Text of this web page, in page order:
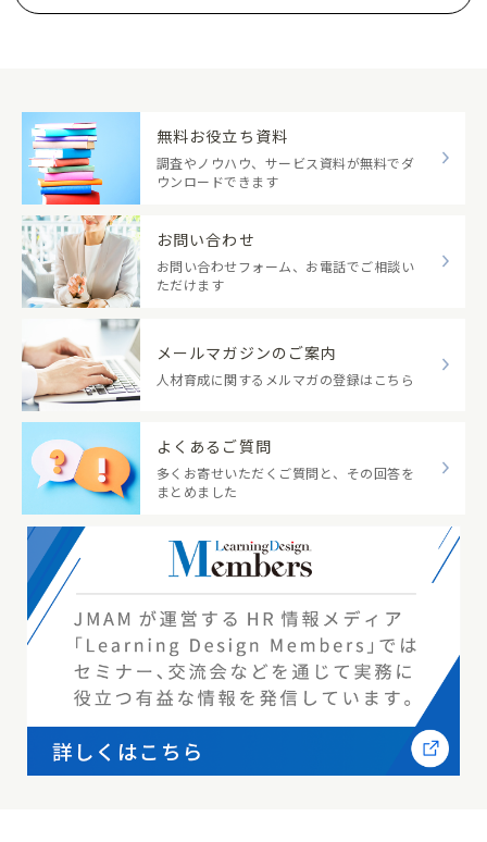
無料お役立ち資料
調査やノウハウ、サービス資料が無料でダ
ウンロードできます
お問い合わせ
お問い合わせフォーム、お電話でご相談い
ただけます
メールマガジンのご案内
人材育成に関するメルマガの登録はこちら
よくあるご質問
多くお寄せいただくご質問と、その回答を
まとめました